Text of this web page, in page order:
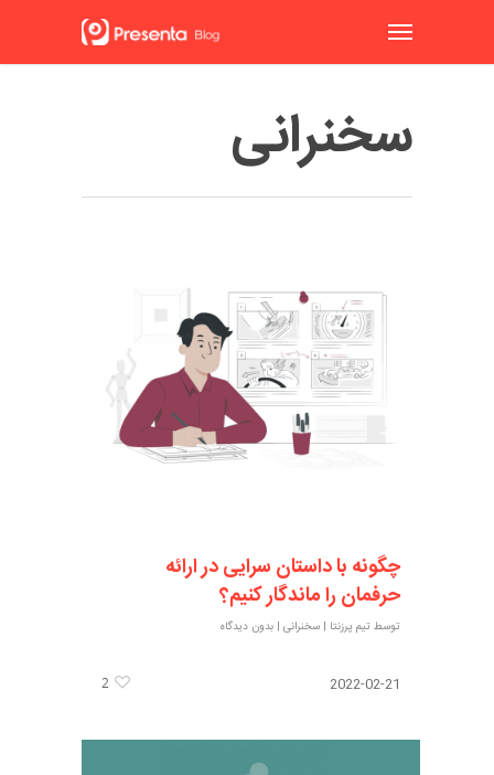
سخنرانی
چگونه با داستان سرایی در ارائه
حرفمان را ماندگار کنیم؟
توسط تیم پرزنتا |سخنرانی |بدون دیدگاه
2022-02-21
2